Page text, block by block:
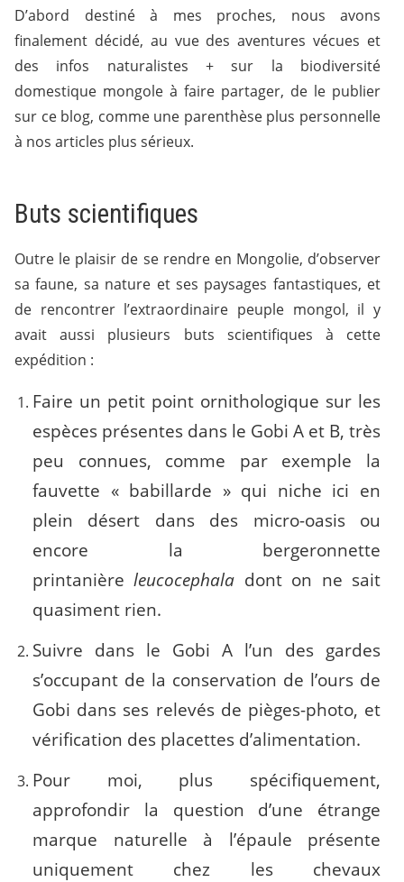
D’abord destiné à mes proches, nous avons
finalement décidé, au vue des aventures vécues et
des infos naturalistes + sur la biodiversité
domestique mongole à faire partager, de le publier
sur ce blog, comme une parenthèse plus personnelle
à nos articles plus sérieux.
Buts scientifiques
Outre le plaisir de se rendre en Mongolie, d’observer
sa faune, sa nature et ses paysages fantastiques, et
de rencontrer l’extraordinaire peuple mongol, il y
avait aussi plusieurs buts scientifiques à cette
expédition :
Faire un petit point ornithologique sur les
espèces présentes dans le Gobi A et B, très
peu connues, comme par exemple la
fauvette « babillarde » qui niche ici en
plein désert dans des micro-oasis ou
encore la bergeronnette
printanièreleucocephala dont on ne sait
quasiment rien.
Suivre dans le Gobi A l’un des gardes
s’occupant de la conservation de l’ours de
Gobi dans ses relevés de pièges-photo, et
vérification des placettes d’alimentation.
Pour moi, plus spécifiquement,
approfondir la question d’une étrange
marque naturelle à l’épaule présente
uniquement chez les chevaux